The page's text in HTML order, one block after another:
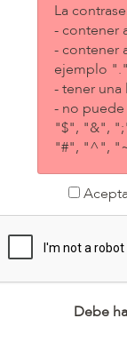
La
- contener
- contener
ejemplo
- tener
- no puede
"$", "&",
"#", "^",
Debe